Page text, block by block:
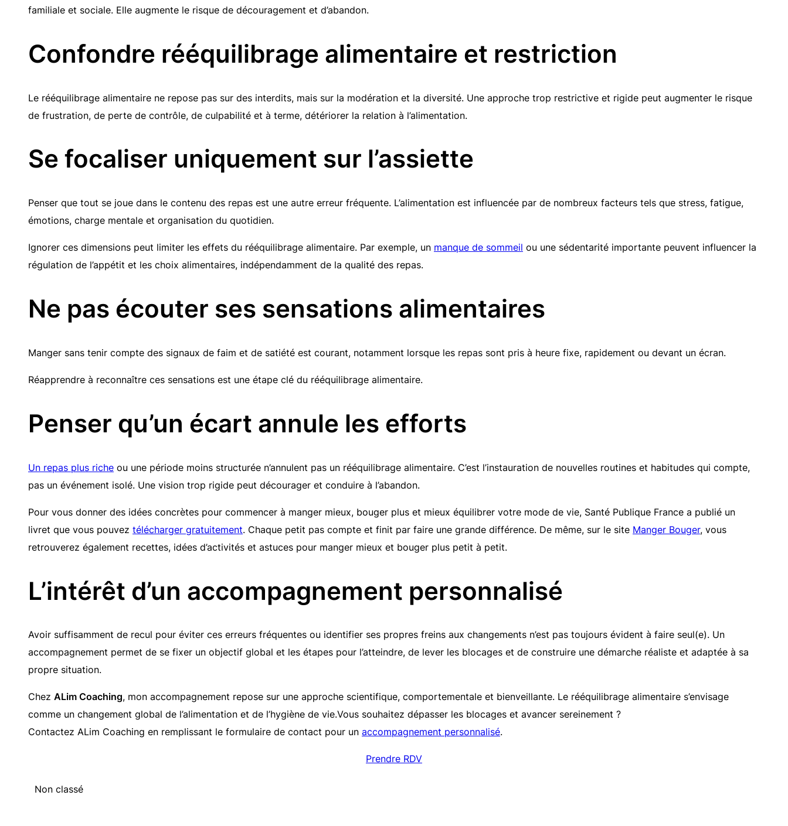
familiale et sociale. Elle augmente le risque de découragement et d’abandon.
Confondre rééquilibrage alimentaire et restriction
Le rééquilibrage alimentaire ne repose pas sur des interdits, mais sur la modération et la diversité. Une approche trop restrictive et rigide peut augmenter le risque
de frustration, de perte de contrôle, de culpabilité et à terme, détériorer la relation à l’alimentation.
Se focaliser uniquement sur l’assiette
Penser que tout se joue dans le contenu des repas est une autre erreur fréquente. L’alimentation est influencée par de nombreux facteurs tels que stress, fatigue,
émotions, charge mentale et organisation du quotidien.
Ignorer ces dimensions peut limiter les effets du rééquilibrage alimentaire. Par exemple, un manque de sommeil ou une sédentarité importante peuvent influencer la
régulation de l’appétit et les choix alimentaires, indépendamment de la qualité des repas.
Ne pas écouter ses sensations alimentaires
Manger sans tenir compte des signaux de faim et de satiété est courant, notamment lorsque les repas sont pris à heure fixe, rapidement ou devant un écran.
Réapprendre à reconnaître ces sensations est une étape clé du rééquilibrage alimentaire.
Penser qu’un écart annule les efforts
Un repas plus riche ou une période moins structurée n’annulent pas un rééquilibrage alimentaire. C’est l’instauration de nouvelles routines et habitudes qui compte,
pas un événement isolé. Une vision trop rigide peut décourager et conduire à l’abandon.
Pour vous donner des idées concrètes pour commencer à manger mieux, bouger plus et mieux équilibrer votre mode de vie, Santé Publique France a publié un
livret que vous pouvez télécharger gratuitement. Chaque petit pas compte et finit par faire une grande différence. De même, sur le site Manger Bouger, vous
retrouverez également recettes, idées d’activités et astuces pour manger mieux et bouger plus petit à petit.
L’intérêt d’un accompagnement personnalisé
Avoir suffisamment de recul pour éviter ces erreurs fréquentes ou identifier ses propres freins aux changements n’est pas toujours évident à faire seul(e). Un
accompagnement permet de se fixer un objectif global et les étapes pour l’atteindre, de lever les blocages et de construire une démarche réaliste et adaptée à sa
propre situation.
Chez ALim Coaching, mon accompagnement repose sur une approche scientifique, comportementale et bienveillante. Le rééquilibrage alimentaire s’envisage
comme un changement global de l’alimentation et de l’hygiène de vie.Vous souhaitez dépasser les blocages et avancer sereinement ?
Contactez ALim Coaching en remplissant le formulaire de contact pour un accompagnement personnalisé.
Prendre RDV
Non classé